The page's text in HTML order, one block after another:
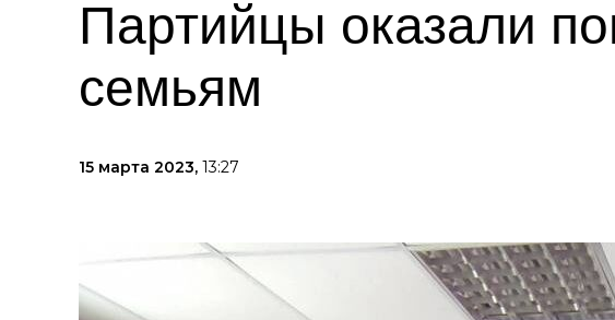
Партийцы оказали
семьям
15 марта 2023, 13:27